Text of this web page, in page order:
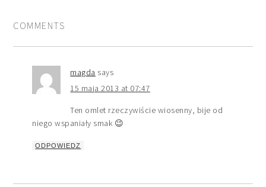
COMMENTS
magda says
15 maja 2013 at 07:47
Ten omlet rzeczywiście wiosenny, bije od
niego wspaniały smak 😉
ODPOWIEDZ